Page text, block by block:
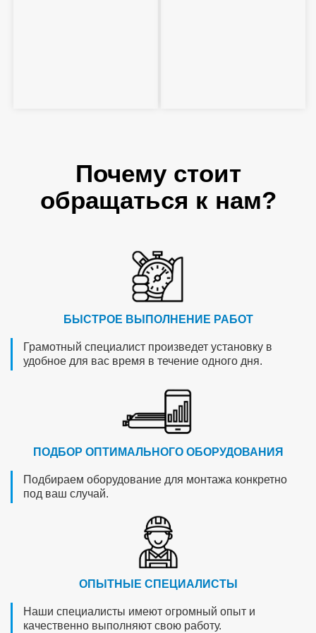
Почему стоит
обращаться к нам?
БЫСТРОЕ ВЫПОЛНЕНИЕ РАБОТ
Грамотный специалист произведет установку в
удобное для вас время в течение одного дня.
ПОДБОР ОПТИМАЛЬНОГО ОБОРУДОВАНИЯ
Подбираем оборудование для монтажа конкретно
под ваш случай.
ОПЫТНЫЕ СПЕЦИАЛИСТЫ
Наши специалисты имеют огромный опыт и
качественно выполняют свою работу.